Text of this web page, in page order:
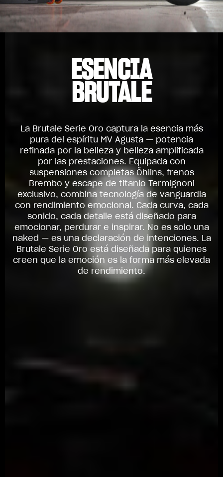
ESENCIA
BRUTALE
La Brutale Serie Oro captura la esencia más
pura del espíritu MV Agusta — potencia
refinada por la belleza y belleza amplificada
por las prestaciones. Equipada con
suspensiones completas Öhlins, frenos
Brembo y escape de titanio Termignoni
exclusivo, combina tecnología de vanguardia
con rendimiento emocional. Cada curva, cada
sonido, cada detalle está diseñado para
emocionar, perdurar e inspirar. No es solo una
naked — es una declaración de intenciones. La
Brutale Serie Oro está diseñada para quienes
creen que la emoción es la forma más elevada
de rendimiento.